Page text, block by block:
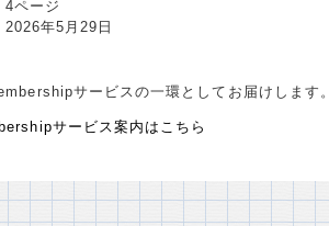
4ページ
2026年5月29日
サービスの一環としてお届けします。
サービス案内はこちら